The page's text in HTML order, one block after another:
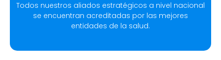
Todos nuestros aliados estratégicos a nivel nacional
se encuentran acreditadas por las mejores
entidades de la salud.